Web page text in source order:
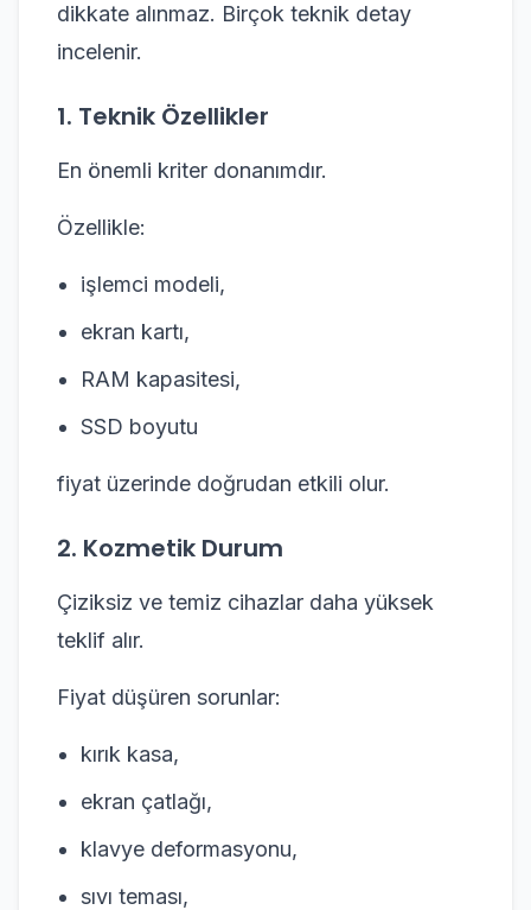
dikkate alınmaz. Birçok teknik detay
incelenir.
1. Teknik Özellikler
En önemli kriter donanımdır.
Özellikle:
işlemci modeli,
ekran kartı,
RAM kapasitesi,
SSD boyutu
fiyat üzerinde doğrudan etkili olur.
2. Kozmetik Durum
Çiziksiz ve temiz cihazlar daha yüksek
teklif alır.
Fiyat düşüren sorunlar:
kırık kasa,
ekran çatlağı,
klavye deformasyonu,
sıvı teması,